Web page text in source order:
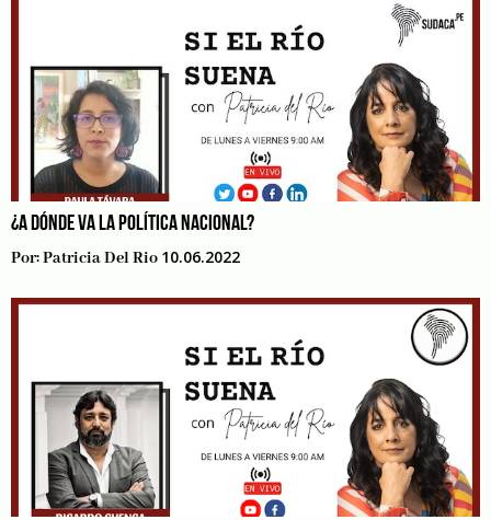
¿A DÓNDE VA LA POLÍTICA NACIONAL?
Por:Patricia Del Rio 10.06.2022